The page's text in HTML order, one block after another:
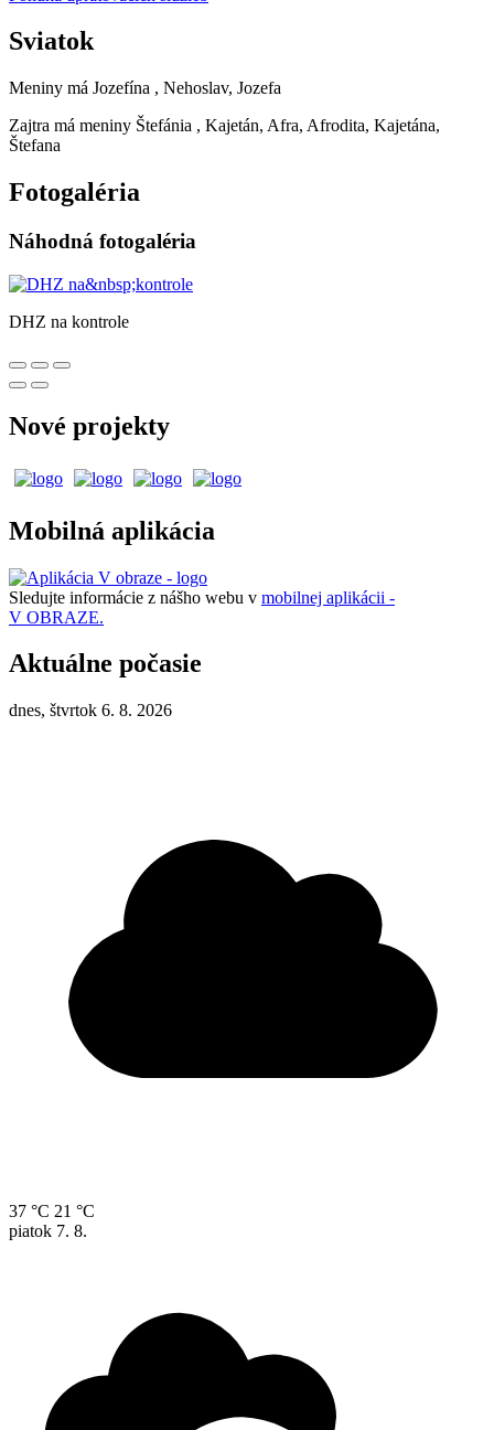
Sviatok
Meniny má Jozefína , Nehoslav, Jozefa
Zajtra má meniny Štefánia , Kajetán, Afra, Afrodita, Kajetána,
Štefana
Fotogaléria
Náhodná fotogaléria
DHZ na kontrole
Nové projekty
Mobilná aplikácia
Sledujte informácie z nášho webu v mobilnej aplikácii -
V OBRAZE.
Aktuálne počasie
dnes, štvrtok 6. 8. 2026
37 °C 21 °C
piatok 7. 8.